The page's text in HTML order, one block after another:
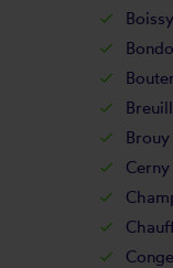
Brouy
Cerny